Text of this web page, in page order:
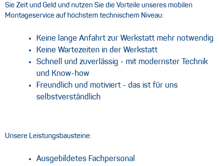
Sie Zeit und Geld und nutzen Sie die Vorteile unseres mobilen
Montageservice auf höchstem technischem Niveau:
Keine lange Anfahrt zur Werkstatt mehr notwendig
Keine Wartezeiten in der Werkstatt
Schnell und zuverlässig - mit modernster Technik
und Know-how
Freundlich und motiviert - das ist für uns
selbstverständlich
Unsere Leistungsbausteine:
Ausgebildetes Fachpersonal